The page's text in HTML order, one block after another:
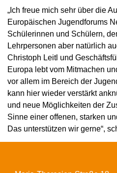
„Ich freue mich sehr über die
Europäischen Jugendforums
Schülerinnen und Schülern,
Lehrpersonen aber natürlich
Christoph Leitl und
Europa lebt vom Mitmachen
vor allem im Bereich der
kann hier wieder verstärkt
und neue Möglichkeiten der
Sinne einer offenen, starken
Das unterstützen wir gerne“,